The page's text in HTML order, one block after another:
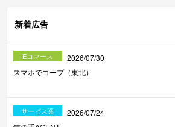
新着広告
Eコマース
2026/07/30
スマホでコープ（東北）
サービス業
2026/07/24